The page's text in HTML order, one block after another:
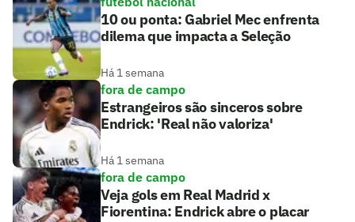
10 ou ponta: Gabriel Mec enfrenta
dilema que impacta a Seleção
Há 1 semana
fora de campo
Estrangeiros são sinceros sobre
Endrick: 'Real não valoriza'
Há 1 semana
fora de campo
Veja gols em Real Madrid x
Fiorentina: Endrick abre o placar